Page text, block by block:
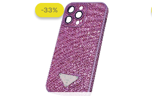
-33%
-33%
precio
original
era:
$ 60.000.